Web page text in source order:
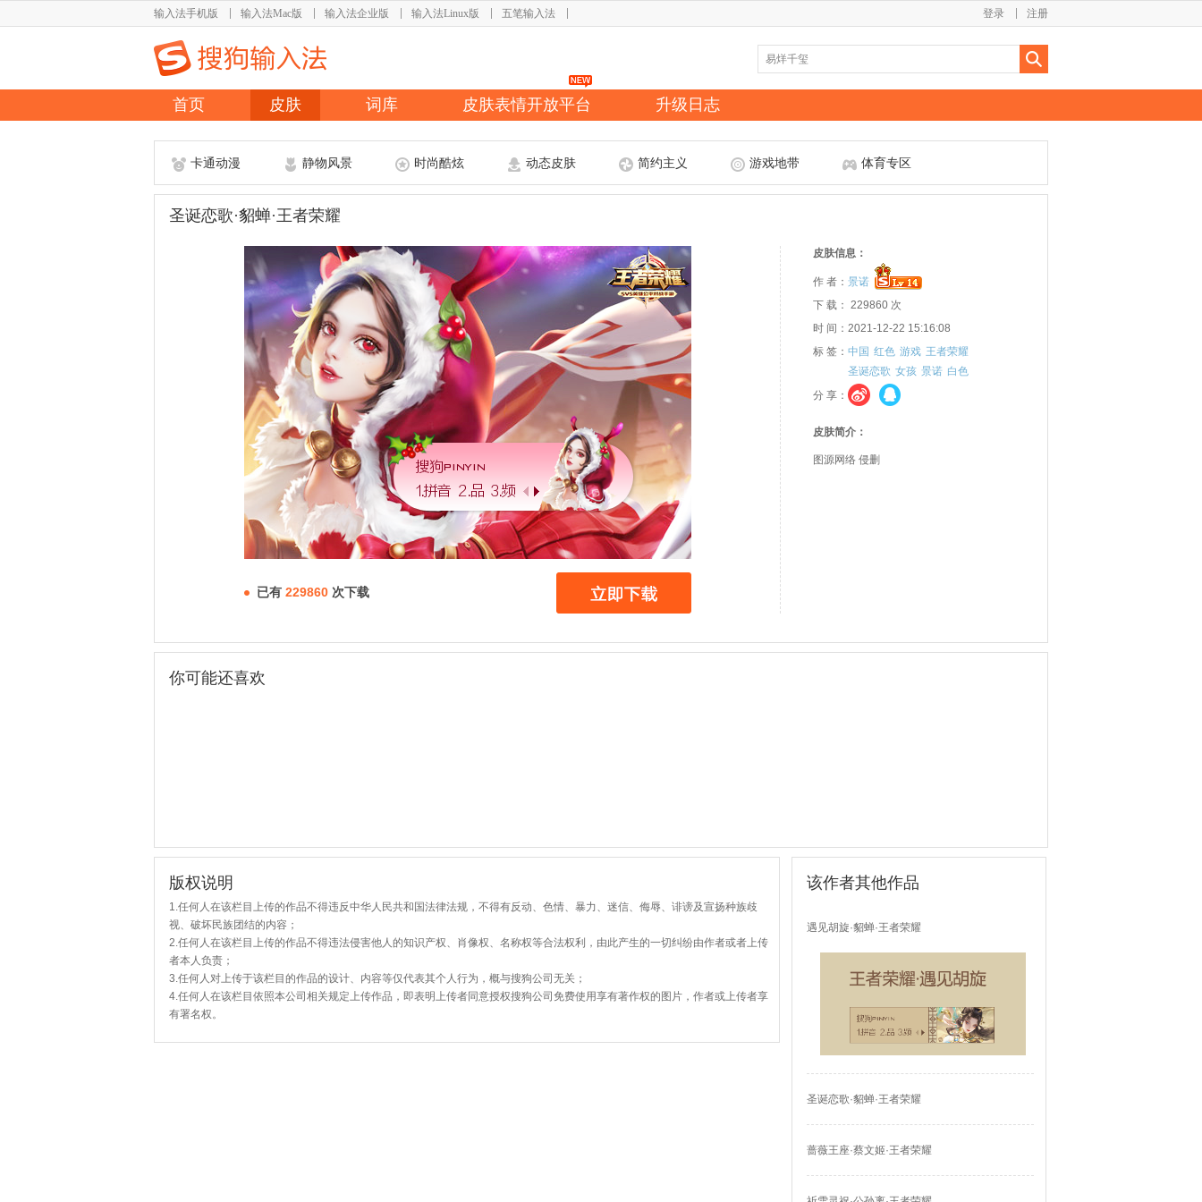
输入法手机版 输入法Mac版 输入法企业版 输入法Linux版 五笔输入法 注册
登录
首页 皮肤 词库 皮肤表情开放平台 升级日志
卡通动漫 静物风景 时尚酷炫 动态皮肤 简约主义 游戏地带 体育专区
圣诞恋歌·貂蝉·王者荣耀
已有 229860 次下载
皮肤信息：
作 者： 景诺
下 载： 229860 次
时 间：2021-12-22 15:16:08
标 签： 中国 红色 游戏 王者荣耀
圣诞恋歌 女孩 景诺 白色
分 享：
皮肤简介：
图源网络 侵删
你可能还喜欢
版权说明
1.任何人在该栏目上传的作品不得违反中华人民共和国法律法规，不得有反动、色情、暴力、迷信、侮辱、诽谤及宣扬种族歧
视、破坏民族团结的内容；
2.任何人在该栏目上传的作品不得违法侵害他人的知识产权、肖像权、名称权等合法权利，由此产生的一切纠纷由作者或者上传
者本人负责；
3.任何人对上传于该栏目的作品的设计、内容等仅代表其个人行为，概与搜狗公司无关；
4.任何人在该栏目依照本公司相关规定上传作品，即表明上传者同意授权搜狗公司免费使用享有著作权的图片，作者或上传者享
有署名权。
该作者其他作品
遇见胡旋·貂蝉·王者荣耀
圣诞恋歌·貂蝉·王者荣耀
蔷薇王座·蔡文姬·王者荣耀